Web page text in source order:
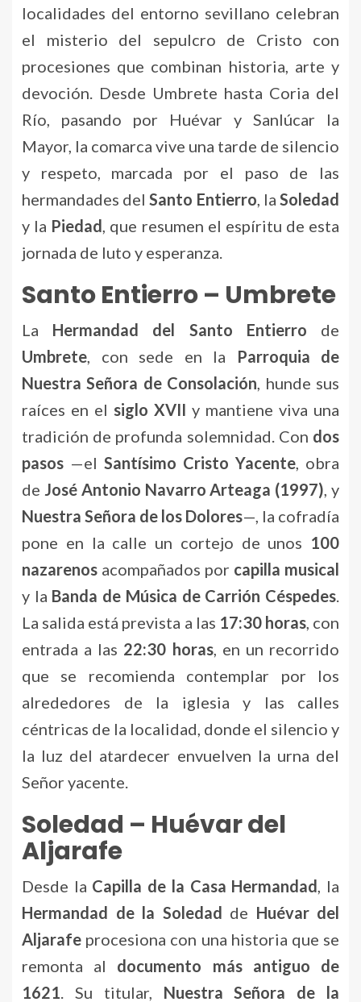
localidades del entorno sevillano celebran
el misterio del sepulcro de Cristo con
procesiones que combinan historia, arte y
devoción. Desde Umbrete hasta Coria del
Río, pasando por Huévar y Sanlúcar la
Mayor, la comarca vive una tarde de silencio
y respeto, marcada por el paso de las
hermandades delSanto Entierro, laSoledad
y la Piedad, que resumen el espíritu de esta
jornada de luto y esperanza.
Santo Entierro – Umbrete
La Hermandad del Santo Entierro de
Umbrete, con sede en la
Parroquia de
Nuestra Señora de Consolación, hunde sus
raíces en el siglo XVII y mantiene viva una
tradición de profunda solemnidad. Con dos
pasos —el Santísimo Cristo Yacente, obra
de José Antonio Navarro Arteaga (1997), y
Nuestra Señora de los Dolores—, la cofradía
pone en la calle un cortejo de unos 100
nazarenos acompañados por capilla musical
y la Banda de Música de Carrión Céspedes.
La salida está prevista a las 17:30 horas, con
entrada a las 22:30 horas, en un recorrido
que se recomienda contemplar por los
alrededores de la iglesia y las calles
céntricas de la localidad, donde el silencio y
la luz del atardecer envuelven la urna del
Señor yacente.
Soledad – Huévar del
Aljarafe
Desde la Capilla de la Casa Hermandad, la
Hermandad de la Soledad de Huévar del
Aljarafe procesiona con una historia que se
remonta al documento más antiguo de
1621. Su titular, Nuestra Señora de la